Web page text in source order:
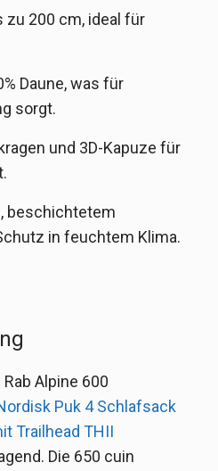
zu 200 cm, ideal für
Daune, was für
sorgt.
und 3D-Kapuze für
beschichtetem
in feuchtem Klima.
Alpine 600
Puk 4 Schlafsack
Trailhead THII
Die 650 cuin